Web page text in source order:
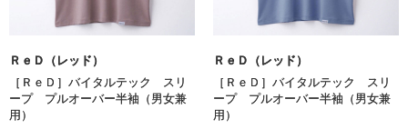
ＲｅＤ（レッド）
［ＲｅＤ］バイタルテック スリ
ープ プルオーバー半袖（男女兼
用）
ＲｅＤ（レッド）
［ＲｅＤ］バイタルテック スリ
ープ プルオーバー半袖（男女兼
用）